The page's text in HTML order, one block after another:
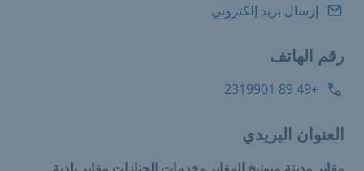
إرسال بريد إلكتروني
رقم الهاتف
+49 89 2319901
العنوان البريدي